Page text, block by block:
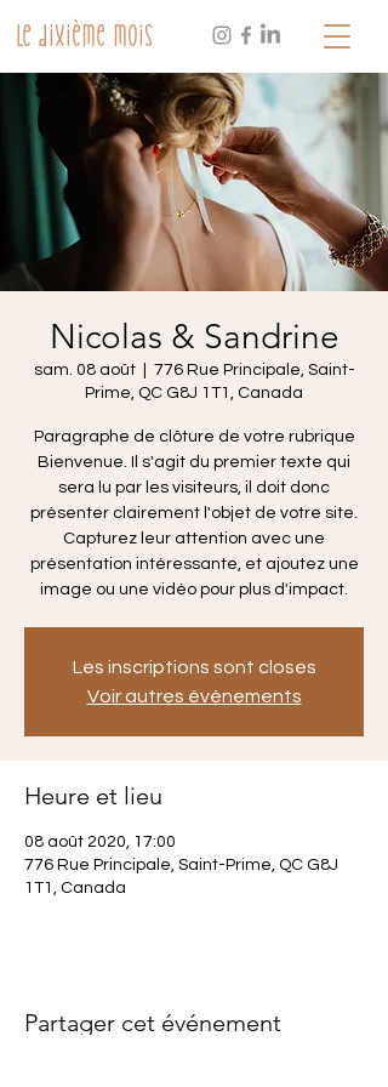
Le dixième mois
Nicolas & Sandrine
sam. 08 août
  |
776 Rue Principale, Saint-
Prime, QC G8J 1T1, Canada
Paragraphe de clôture de votre rubrique
Bienvenue. Il s'agit du premier texte qui
sera lu par les visiteurs, il doit donc
présenter clairement l'objet de votre site.
Capturez leur attention avec une
présentation intéressante, et ajoutez une
image ou une vidéo pour plus d'impact.
Les inscriptions sont closes
Voir autres événements
Heure et lieu
08 août 2020, 17:00
776 Rue Principale, Saint-Prime, QC G8J
1T1, Canada
Partager cet événement